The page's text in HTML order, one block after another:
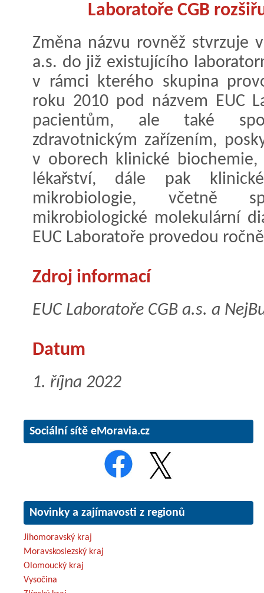
Laboratoře CGB
Změna názvu rovněž stvrzuje
a.s. do již existujícího
v rámci kterého skupina
roku 2010 pod názvem EUC
pacientům, ale také
zdravotnickým zařízením,
v oborech klinické
lékařství, dále pak
mikrobiologie, včetně
mikrobiologické molekulární
EUC Laboratoře provedou
Zdroj informací
EUC Laboratoře CGB a.s. a
Datum
1. října 2022
Sociální sítě eMoravia.cz
Novinky a zajímavosti z regionů
Jihomoravský kraj
Moravskoslezský kraj
Olomoucký kraj
Vysočina